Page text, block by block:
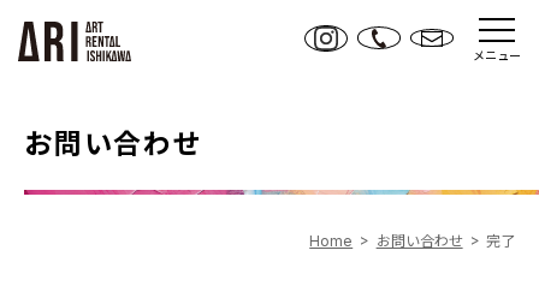
メニュー
お問い合わせ
Home お問い合わせ 完了